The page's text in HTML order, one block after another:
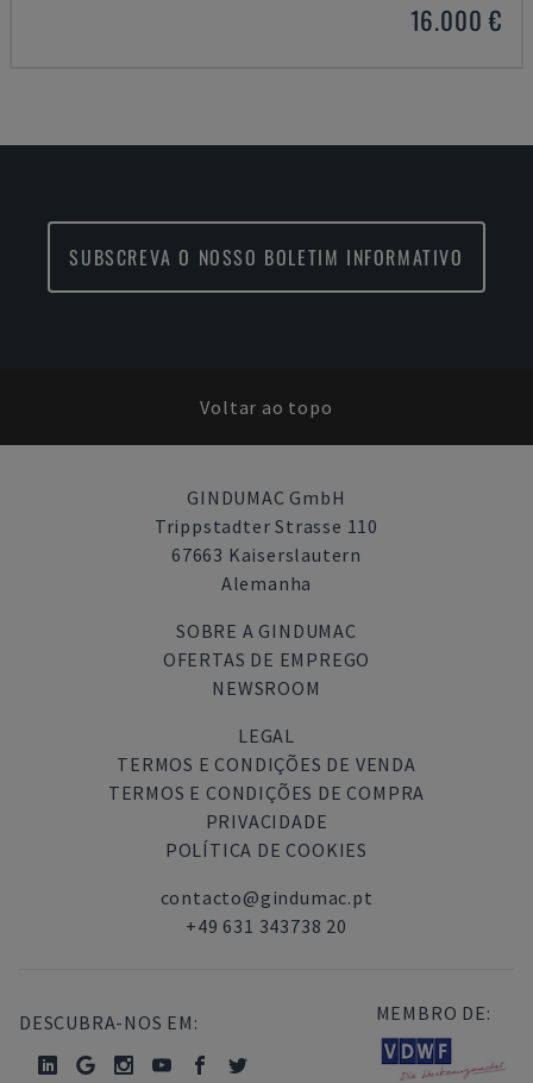
16.000 €
SUBSCREVA O NOSSO BOLETIM INFORMATIVO
Voltar ao topo
GINDUMAC GmbH
Trippstadter Strasse 110
67663 Kaiserslautern
Alemanha
SOBRE A GINDUMAC
OFERTAS DE EMPREGO
NEWSROOM
LEGAL
TERMOS E CONDIÇÕES DE VENDA
TERMOS E CONDIÇÕES DE COMPRA
PRIVACIDADE
POLÍTICA DE COOKIES
contacto@gindumac.pt
+49 631 343738 20
DESCUBRA-NOS EM: MEMBRO DE: